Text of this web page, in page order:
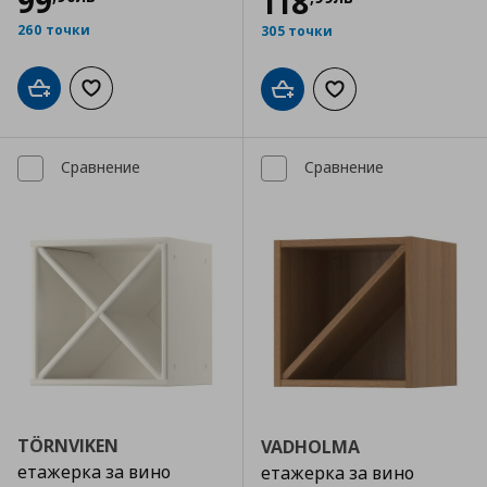
260 точки
Добави в кошницата
Добави към списъка с любими
305 точки
Добави в кошницата
Добави към
Сравнение
TÖRNVIKEN
етажерка за вино
Сравнение
VADHOLMA
етажерка за вино